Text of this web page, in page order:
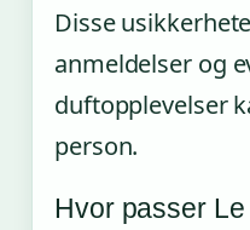
Disse
anmeldelser og
duftopplevelser
person.
Hvor passer